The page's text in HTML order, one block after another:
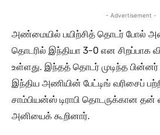
- Advertisement -
அண்மையில் பயிற்சித் தொடர் போல்
தொடரில் இந்தியா 3-0 என சிறப்பாக
உள்ளது. இந்தத் தொடர் முடிந்த
இந்திய அணியின் பேட்டிங் வரிசைப்
சாம்பியன்ஸ் டிராபி தொடருக்கான
அனியைக் கூறினார்.